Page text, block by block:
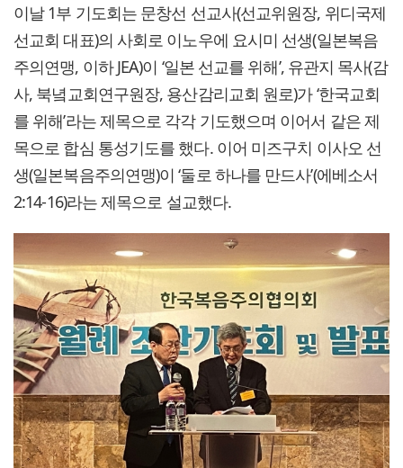
이날 1부 기도회는 문창선 선교사(선교위원장, 위디국제
선교회 대표)의 사회로 이노우에 요시미 선생(일본복음
주의연맹, 이하 JEA)이 ‘일본 선교를 위해’, 유관지 목사(감
사, 북녘교회연구원장, 용산감리교회 원로)가 ‘한국교회
를 위해’라는 제목으로 각각 기도했으며 이어서 같은 제
목으로 합심 통성기도를 했다. 이어 미즈구치 이사오 선
생(일본복음주의연맹)이 ‘둘로 하나를 만드사’(에베소서
2:14-16)라는 제목으로 설교했다.